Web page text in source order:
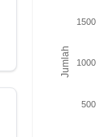
Jumlah
500
1000
1500